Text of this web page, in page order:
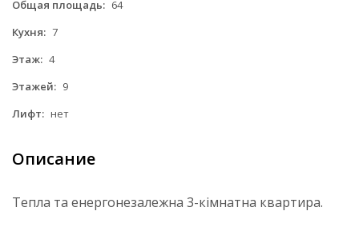
Общая площадь: 64
Кухня: 7
Этаж: 4
Этажей: 9
Лифт: нет
Описание
Тепла та енергонезалежна 3-кімнатна квартира.